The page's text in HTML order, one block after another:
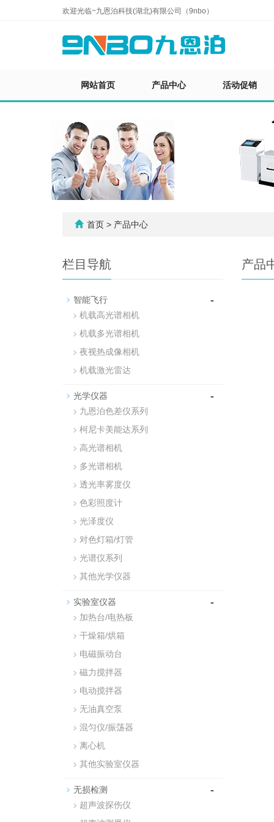
欢迎光临~九恩泊科技(湖北)有限公司（9nbo）
网站首页 产品中心 活动促销
首页 > 产品中心
产品
栏目导航
智能飞行 -
机载高光谱相机
机载多光谱相机
夜视热成像相机
机载激光雷达
光学仪器 -
九恩泊色差仪系列
柯尼卡美能达系列
高光谱相机
多光谱相机
透光率雾度仪
色彩照度计
光泽度仪
对色灯箱/灯管
光谱仪系列
其他光学仪器
实验室仪器 -
加热台/电热板
干燥箱/烘箱
电磁振动台
磁力搅拌器
电动搅拌器
无油真空泵
混匀仪/振荡器
离心机
其他实验室仪器
无损检测 -
超声波探伤仪